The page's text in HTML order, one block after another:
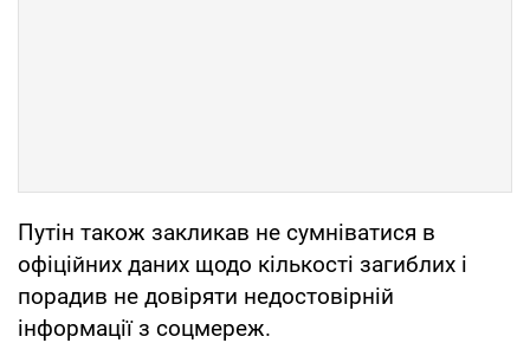
Путін також закликав не сумніватися в
офіційних даних щодо кількості загиблих і
порадив не довіряти недостовірній
інформації з соцмереж.